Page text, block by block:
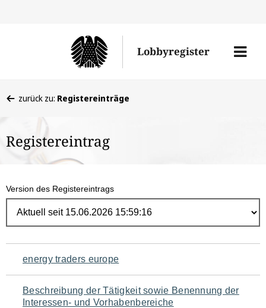
Lobbyregister
Menü
befinden
hier:
zurück zu: Registereinträge
Registereintrag
Version des Registereintrags
Navigation
für
energy traders europe
Beschreibung der Tätigkeit sowie Benennung der
Interessen- und Vorhabenbereiche